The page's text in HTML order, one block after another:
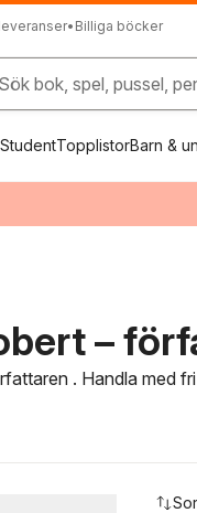
• Billiga böcker
Sök bok, spel, pussel,
StudentTopplistorBarn &
–
. Handla med